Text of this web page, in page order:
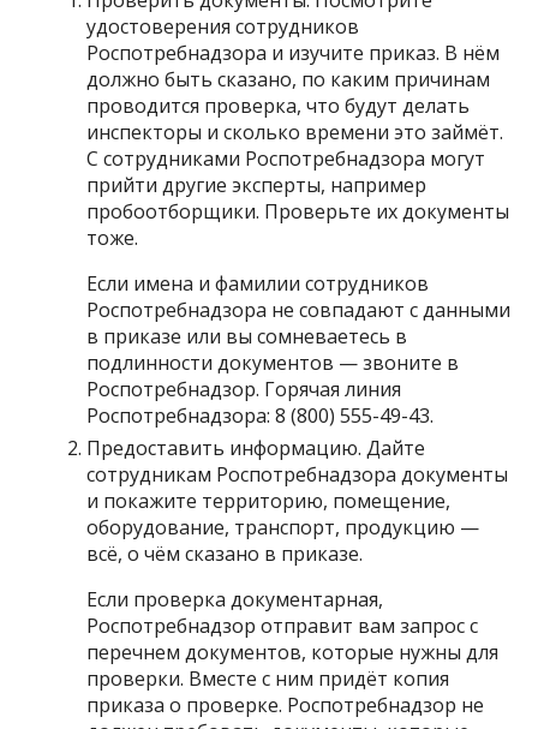
удостоверения сотрудников
Роспотребнадзора и изучите приказ. В нём
должно быть сказано, по каким причинам
проводится проверка, что будут делать
инспекторы и сколько времени это займёт.
С сотрудниками Роспотребнадзора могут
прийти другие эксперты, например
пробоотборщики. Проверьте их документы
тоже.
Если имена и фамилии сотрудников
Роспотребнадзора не совпадают с данными
в приказе или вы сомневаетесь в
подлинности документов — звоните в
Роспотребнадзор. Горячая линия
Роспотребнадзора: 8 (800) 555-49-43.
Предоставить информацию. Дайте
сотрудникам Роспотребнадзора документы
и покажите территорию, помещение,
оборудование, транспорт, продукцию —
всё, о чём сказано в приказе.
Если проверка документарная,
Роспотребнадзор отправит вам запрос с
перечнем документов, которые нужны для
проверки. Вместе с ним придёт копия
приказа о проверке. Роспотребнадзор не